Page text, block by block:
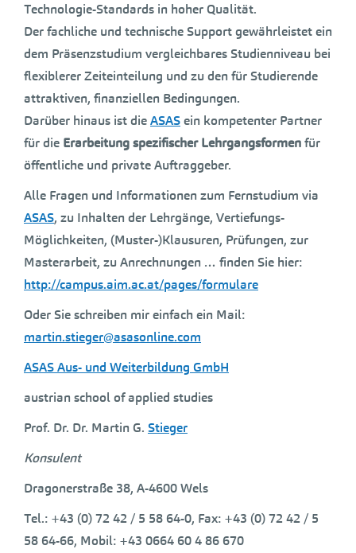
Technologie-Standards in hoher Qualität.
Der fachliche und technische Support gewährleistet ein
dem Präsenzstudium vergleichbares Studienniveau bei
flexiblerer Zeiteinteilung und zu den für Studierende
attraktiven, finanziellen Bedingungen.
Darüber hinaus ist dieASASein kompetenter Partner
für die Erarbeitung spezifischer Lehrgangsformenfür
öffentliche und private Auftraggeber.
Alle Fragen und Informationen zum Fernstudium via
ASAS, zu Inhalten der Lehrgänge, Vertiefungs-
Möglichkeiten, (Muster-)Klausuren, Prüfungen, zur
Masterarbeit, zu Anrechnungen … finden Sie hier:
http://campus.aim.ac.at/pages/formulare
Oder Sie schreiben mir einfach ein Mail:
martin.stieger@asasonline.com
ASAS Aus- und Weiterbildung GmbH
austrian school of applied studies
Prof. Dr. Dr. Martin G. Stieger
Konsulent
Dragonerstraße 38, A-4600 Wels
Tel.: +43 (0) 72 42 / 5 58 64-0, Fax: +43 (0) 72 42 / 5
58 64-66, Mobil: +43 0664 60 4 86 670